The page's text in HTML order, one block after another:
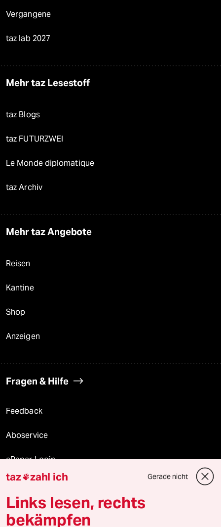
Vergangene
taz lab 2027
Mehr taz Lesestoff
taz Blogs
taz FUTURZWEI
Le Monde diplomatique
taz Archiv
Mehr taz Angebote
Reisen
Kantine
Shop
Anzeigen
Fragen & Hilfe
Feedback
Aboservice
ePaper Login
Downloads für Abonnierende
taz zahl ich Gerade nicht
Links lesen, rechts
bekämpfen